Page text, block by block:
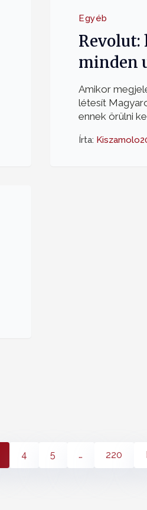
Egyéb
Revolut:
minden
Amikor
létesít
ennek örülni
Írta: Kiszamolo
4 5 … 220